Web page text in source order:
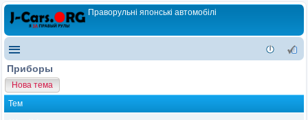
Праворульні японські автомобілі
Приборы
Нова тема
Тем